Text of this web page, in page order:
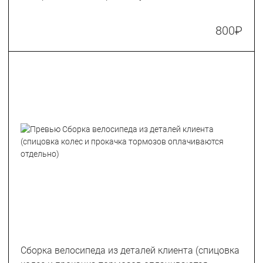
800₽
Сборка велосипеда из деталей клиента (спицовка